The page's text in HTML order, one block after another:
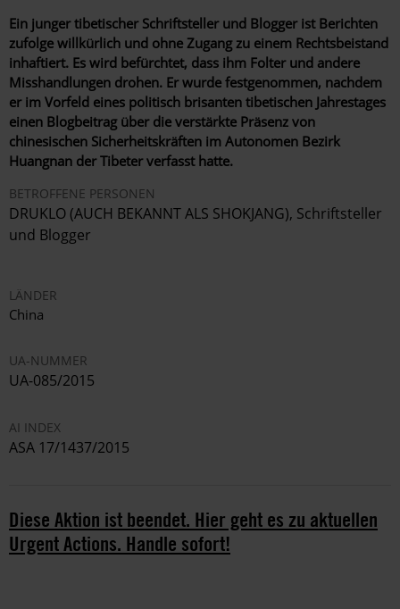
Ein junger tibetischer Schriftsteller und Blogger ist Berichten
zufolge willkürlich und ohne Zugang zu einem Rechtsbeistand
inhaftiert. Es wird befürchtet, dass ihm Folter und andere
Misshandlungen drohen. Er wurde festgenommen, nachdem
er im Vorfeld eines politisch brisanten tibetischen Jahrestages
einen Blogbeitrag über die verstärkte Präsenz von
chinesischen Sicherheitskräften im Autonomen Bezirk
Huangnan der Tibeter verfasst hatte.
BETROFFENE PERSONEN
DRUKLO (AUCH BEKANNT ALS SHOKJANG), Schriftsteller
und Blogger
LÄNDER
China
UA-NUMMER
UA-085/2015
AI INDEX
ASA 17/1437/2015
Diese Aktion ist beendet. Hier geht es zu aktuellen
Urgent Actions. Handle sofort!